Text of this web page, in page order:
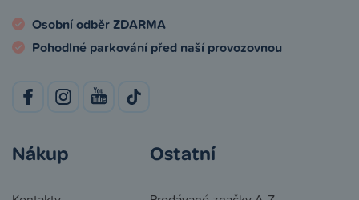
Osobní odběr ZDARMA
Pohodlné parkování před naší provozovnou
Nákup Ostatní